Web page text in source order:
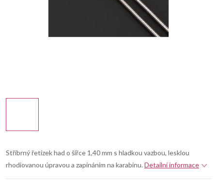
Stříbrný řetízek had o šířce 1,40 mm s hladkou vazbou, lesklou
rhodiovanou úpravou a zapínáním na karabinu. Detailní informace